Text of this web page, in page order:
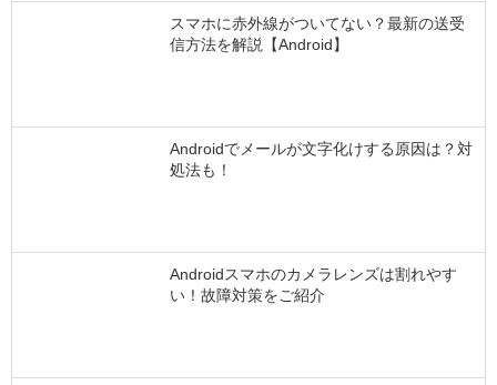
スマホに赤外線がついてない？最新の送受
信方法を解説【Android】
Androidでメールが文字化けする原因は？対
処法も！
Androidスマホのカメラレンズは割れやす
い！故障対策をご紹介